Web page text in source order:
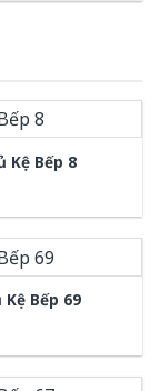
Kệ Bếp 8
Kệ Bếp 69